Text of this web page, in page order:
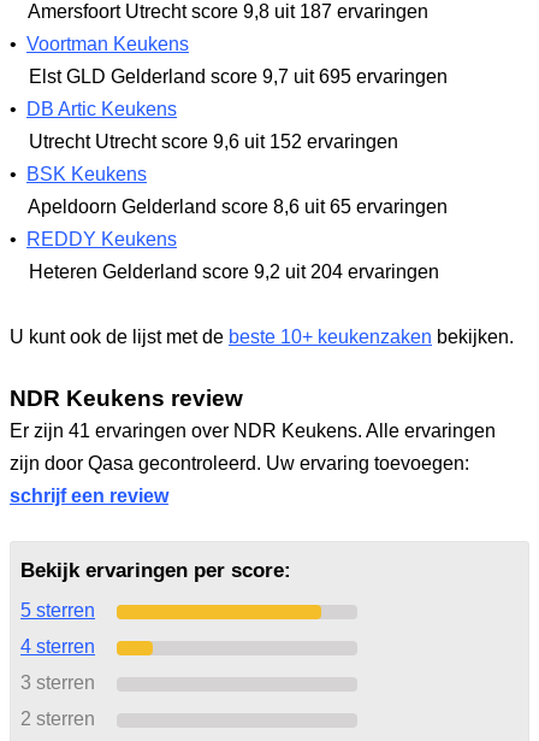
Amersfoort Utrechtscore 9,8 uit 187 ervaringen
• Voortman Keukens
Elst GLD Gelderland score 9,7 uit 695 ervaringen
•
DB Artic Keukens
Utrecht Utrechtscore 9,6 uit 152 ervaringen
•
BSK Keukens
Apeldoorn Gelderland score 8,6 uit 65 ervaringen
•
REDDY Keukens
Heteren Gelderland score 9,2 uit 204 ervaringen
U kunt ook de lijst met de beste 10+ keukenzaken bekijken.
NDR Keukens review
Er zijn 41 ervaringen over NDR Keukens. Alle ervaringen
zijn door Qasa gecontroleerd. Uw ervaring toevoegen:
schrijf een review
Bekijk ervaringen per score:
5 sterren
4 sterren
3 sterren
2 sterren